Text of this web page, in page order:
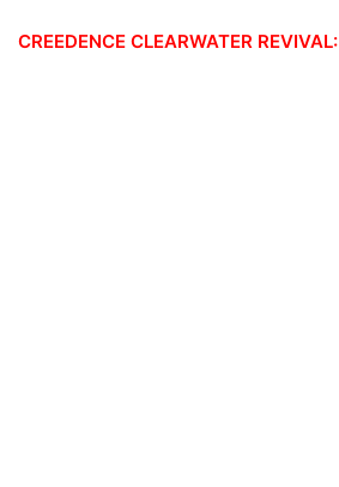
CREEDENCE CLEARWATER REVIVAL: